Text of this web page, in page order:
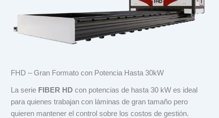
FHD – Gran Formato con Potencia Hasta 30kW
La serie FIBER HD con potencias de hasta 30 kW es ideal
para quienes trabajan con láminas de gran tamaño pero
quieren mantener el control sobre los costos de gestión.